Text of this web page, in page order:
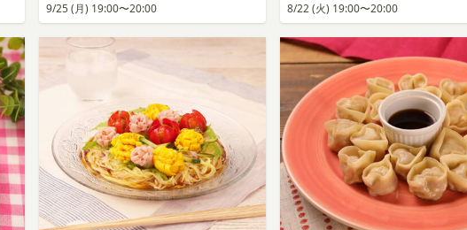
9/25 (月) 19:00〜20:00 8/22 (火) 19:00〜20:00